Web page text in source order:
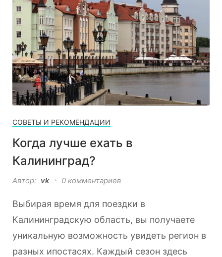
СОВЕТЫ И РЕКОМЕНДАЦИИ
Когда лучше ехать в
Калининград?
Автор: vk 0 комментариев
Выбирая время для поездки в
Калининградскую область, вы получаете
уникальную возможность увидеть регион в
разных ипостасях. Каждый сезон здесь